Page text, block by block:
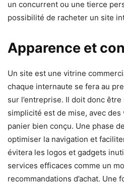
un concurrent ou une tierce
possibilité de racheter un site
Apparence et
Un site est une vitrine
chaque internaute se fera au
sur l’entreprise. Il doit donc
simplicité est de mise, avec
panier bien conçu. Une phase
optimiser la navigation et
évitera les logos et gadgets
services efficaces comme un
recommandations d’achat. Une